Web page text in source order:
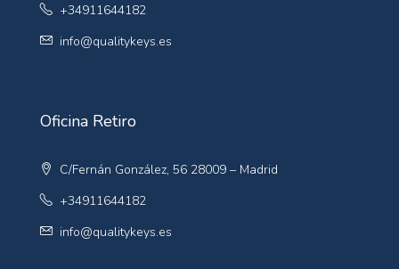
+34911644182
info@qualitykeys.es
Oficina Retiro
C/Fernán González, 56 28009 – Madrid
+34911644182
info@qualitykeys.es